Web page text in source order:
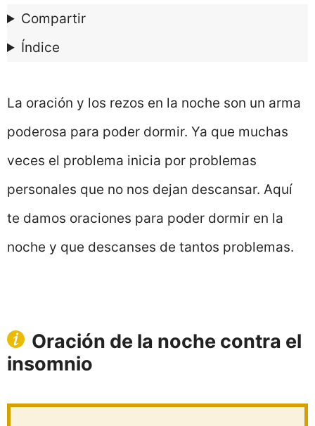
Compartir
Índice
La oración y los rezos en la noche son un arma
poderosa para poder dormir. Ya que muchas
veces el problema inicia por problemas
personales que no nos dejan descansar. Aquí
te damos oraciones para poder dormir en la
noche y que descanses de tantos problemas.
Oración de la noche contra el
insomnio